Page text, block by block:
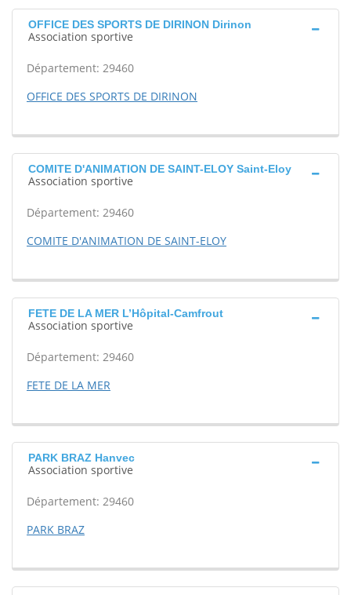
OFFICE DES SPORTS DE DIRINON Dirinon
Association sportive
Département: 29460
OFFICE DES SPORTS DE DIRINON
COMITE D'ANIMATION DE SAINT-ELOY Saint-Eloy
Association sportive
Département: 29460
COMITE D'ANIMATION DE SAINT-ELOY
FETE DE LA MER L’Hôpital-Camfrout
Association sportive
Département: 29460
FETE DE LA MER
PARK BRAZ Hanvec
Association sportive
Département: 29460
PARK BRAZ